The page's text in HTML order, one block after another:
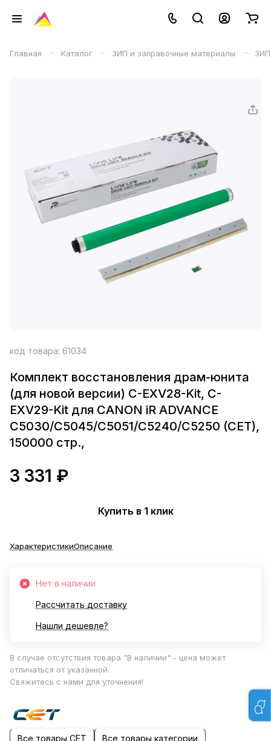
Главная – Каталог – ЗИП и заправочные материалы – ЗИП
код товара: 61034
Комплект восстановления драм-юнита
(для новой версии) C-EXV28-Kit, C-
EXV29-Kit для CANON iR ADVANCE
C5030/C5045/C5051/C5240/C5250 (CET),
150000 стр.,
3 331 ₽
Купить в 1 клик
ХарактеристикиОписание
Нет в наличии
Рассчитать доставку
Нашли дешевле?
В случае отсутствия товара "В наличии" - цена может
отличаться от указанной.
Свяжитесь с нами для уточнения!
Все товары CET Все товары категории